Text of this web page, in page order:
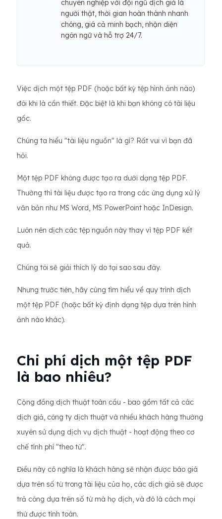
chuyên nghiệp với đội ngũ dịch giả là
người thật, thời gian hoàn thành nhanh
chóng, giá cả minh bạch, nhận diện
ngôn ngữ và hỗ trợ 24/7.
Việc dịch một tệp PDF (hoặc bất kỳ tệp hình ảnh nào)
đôi khi là cần thiết. Đặc biệt là khi bạn không có tài liệu
gốc.
Chúng ta hiểu "tài liệu nguồn" là gì? Rất vui vì bạn đã
hỏi.
Một tệp PDF không được tạo ra dưới dạng tệp PDF.
Thường thì tài liệu được tạo ra trong các ứng dụng xử lý
văn bản như MS Word, MS PowerPoint hoặc InDesign.
Luôn nên dịch các tệp nguồn này thay vì tệp PDF kết
quả.
Chúng tôi sẽ giải thích lý do tại sao sau đây.
Nhưng trước tiên, hãy cùng tìm hiểu về quy trình dịch
một tệp PDF (hoặc bất kỳ định dạng tệp dựa trên hình
ảnh nào khác).
Chi phí dịch một tệp PDF
là bao nhiêu?
Cộng đồng dịch thuật toàn cầu - bao gồm tất cả các
dịch giả, công ty dịch thuật và nhiều khách hàng thường
xuyên sử dụng dịch vụ dịch thuật - hoạt động theo cơ
chế tính phí "theo từ".
Điều này có nghĩa là khách hàng sẽ nhận được báo giá
dựa trên số từ trong tài liệu của họ, các dịch giả sẽ được
trả công dựa trên số từ mà họ dịch, và đó là cách mọi
thứ được tính toán.